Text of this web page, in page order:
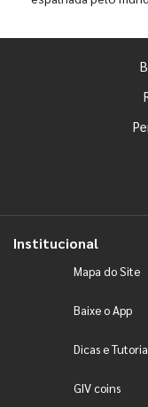
Institucional
Mapa do Site
Baixe o App
Dicas e
GIV coins